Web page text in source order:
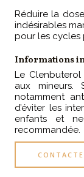
Réduire la
indésirables
pour les cycles
Informations
Le
aux mineurs.
notamment
d’éviter les
enfants et
recommandée.